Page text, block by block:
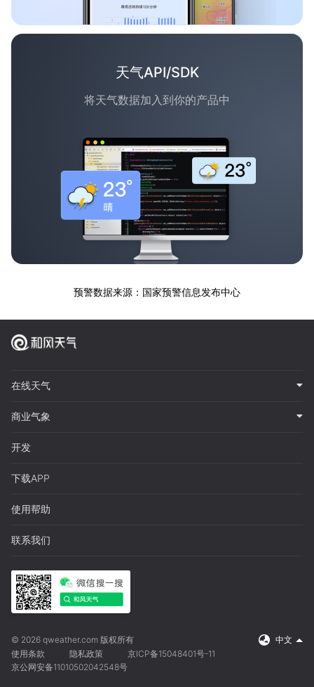
天气API/SDK
将天气数据加入到你的产品中
预警数据来源：国家预警信息发布中心
在线天气
商业气象
开发
下载APP
使用帮助
联系我们
© 2026 qweather.com 版权所有
中文
使用条款
隐私政策
京ICP备15048401号-11
京公网安备11010502042548号